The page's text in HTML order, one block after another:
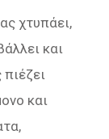
χτυπάει,
και
και